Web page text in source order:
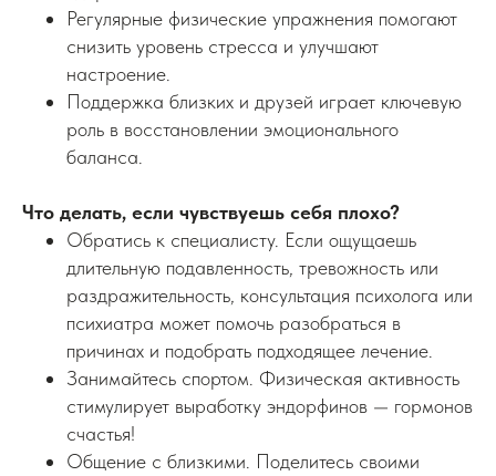
Регулярные физические упражнения помогают
снизить уровень стресса и улучшают
настроение.
Поддержка близких и друзей играет ключевую
роль в восстановлении эмоционального
баланса.
Что делать, если чувствуешь себя плохо?
Обратись к специалисту. Если ощущаешь
длительную подавленность, тревожность или
раздражительность, консультация психолога или
психиатра может помочь разобраться в
причинах и подобрать подходящее лечение.
Занимайтесь спортом. Физическая активность
стимулирует выработку эндорфинов — гормонов
счастья!
Общение с близкими. Поделитесь своими